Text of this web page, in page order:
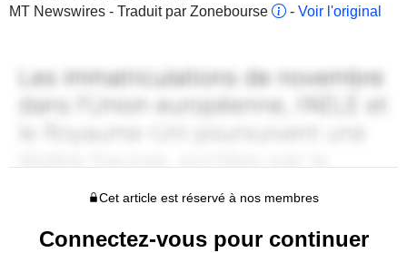
MT Newswires - Traduit par Zonebourse
- Voir l'original
Cet article est réservé à nos membres
Connectez-vous pour continuer